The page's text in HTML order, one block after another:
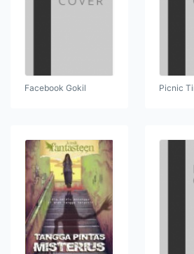
Facebook Gokil Picnic